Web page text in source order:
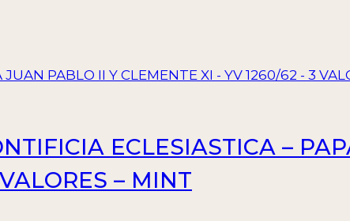
ECLESIASTICA –
– MINT